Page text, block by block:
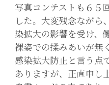
写真コンテストも６５
した。大変残念ながら
染拡大の影響を受け、
裸姿での揉みあいが無
感染拡大防止と言う点
ありますが、正直申し